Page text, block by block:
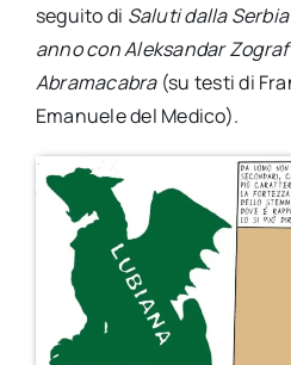
seguito di Saluti dalla Serbia
anno con Aleksandar Zograf
Abramacabra(su testi di
Emanuele del Medico).